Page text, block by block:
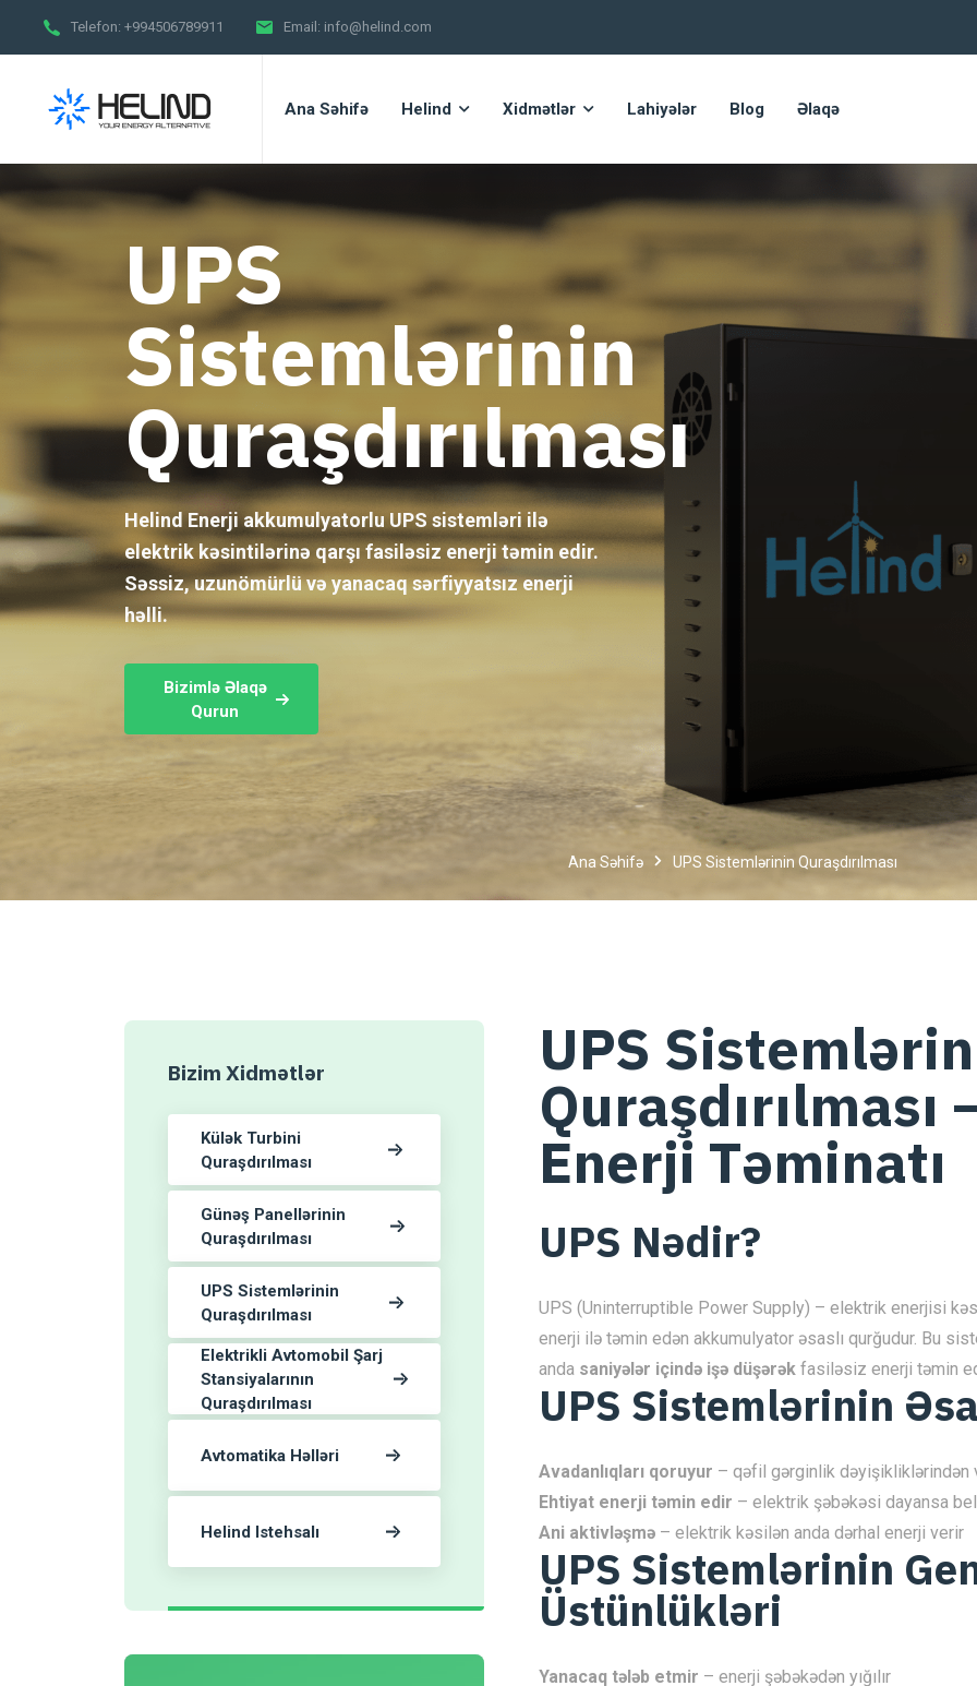
Telefon: +994506789911 Email: info@helind.com
Ana Səhifə Helind Xidmətlər Lahiyələr Blog Əlaqə
UPS
Sistemlərinin
Quraşdırılması
Helind Enerji akkumulyatorlu UPS sistemləri ilə
elektrik kəsintilərinə qarşı fasiləsiz enerji təmin edir.
Səssiz, uzunömürlü və yanacaq sərfiyyatsız enerji
həlli.
Bizimlə Əlaqə
Qurun
Ana Səhifə UPS Sistemlərinin Quraşdırılması
Bizim Xidmətlər
Külək Turbini
Quraşdırılması
Günəş Panellərinin
Quraşdırılması
UPS Sistemlərinin
Quraşdırılması
Elektrikli Avtomobil Şarj
Stansiyalarının
Quraşdırılması
Avtomatika Həlləri
Helind Istehsalı
UPS
Quraşdırılması
Enerji Təminatı
UPS Nədir?
UPS (Uninterruptible Power Supply) – elektrik enerjisi
enerji ilə təmin edən akkumulyator əsaslı qurğudur. Bu
anda saniyələr içində işə düşərək fasiləsiz enerji təmin
UPS Sistemlərinin
Avadanlıqları qoruyur – qəfil gərginlik dəyişikliklərindən
Ehtiyat enerji təmin edir – elektrik şəbəkəsi dayansa
Ani aktivləşmə – elektrik kəsilən anda dərhal enerji verir
UPS Sistemlərinin
Üstünlükləri
Yanacaq tələb etmir – enerji şəbəkədən yığılır